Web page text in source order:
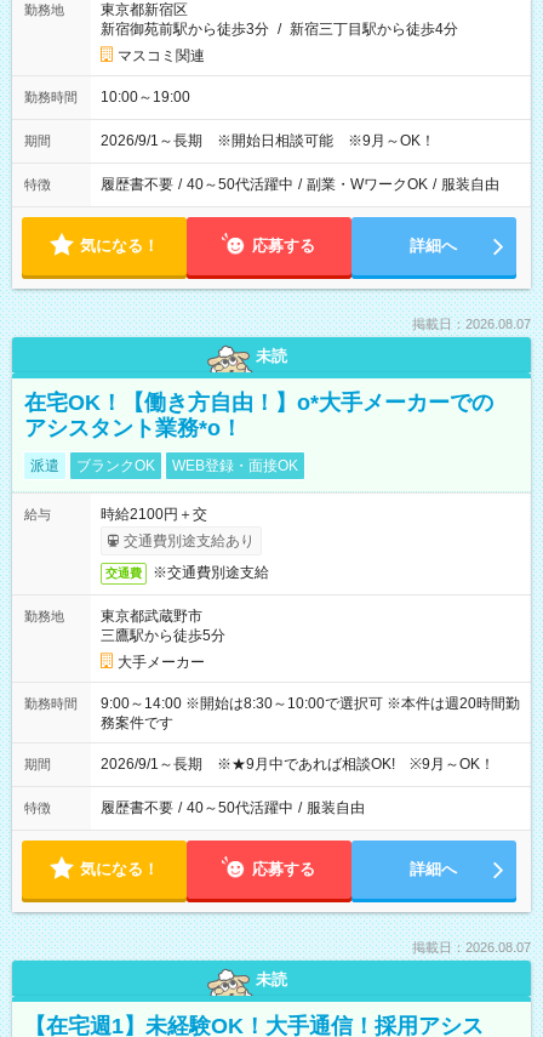
勤務地
東京都新宿区
新宿御苑前駅から徒歩3分 / 新宿三丁目駅から徒歩4分
マスコミ関連
勤務時間 10:00～19:00
期間 2026/9/1～長期 ※開始日相談可能 ※9月～OK！
特徴 履歴書不要 / 40～50代活躍中 / 副業・WワークOK / 服装自由
気になる！ 応募する 詳細へ
掲載日：2026.08.07
未読
在宅OK！【働き方自由！】o*大手メーカーでの
アシスタント業務*o！
派遣 ブランクOK WEB登録・面接OK
給与
時給2100円＋交
交通費別途支給あり
交通費 ※交通費別途支給
勤務地
東京都武蔵野市
三鷹駅から徒歩5分
大手メーカー
勤務時間
9:00～14:00 ※開始は8:30～10:00で選択可 ※本件は週20時間勤
務案件です
期間 2026/9/1～長期 ※★9月中であれば相談OK! ※9月～OK！
特徴 履歴書不要 / 40～50代活躍中 / 服装自由
気になる！ 応募する 詳細へ
掲載日：2026.08.07
未読
【在宅週1】未経験OK！大手通信！採用アシス